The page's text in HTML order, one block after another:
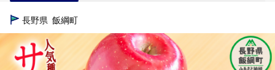
TOP
長野県 飯綱町